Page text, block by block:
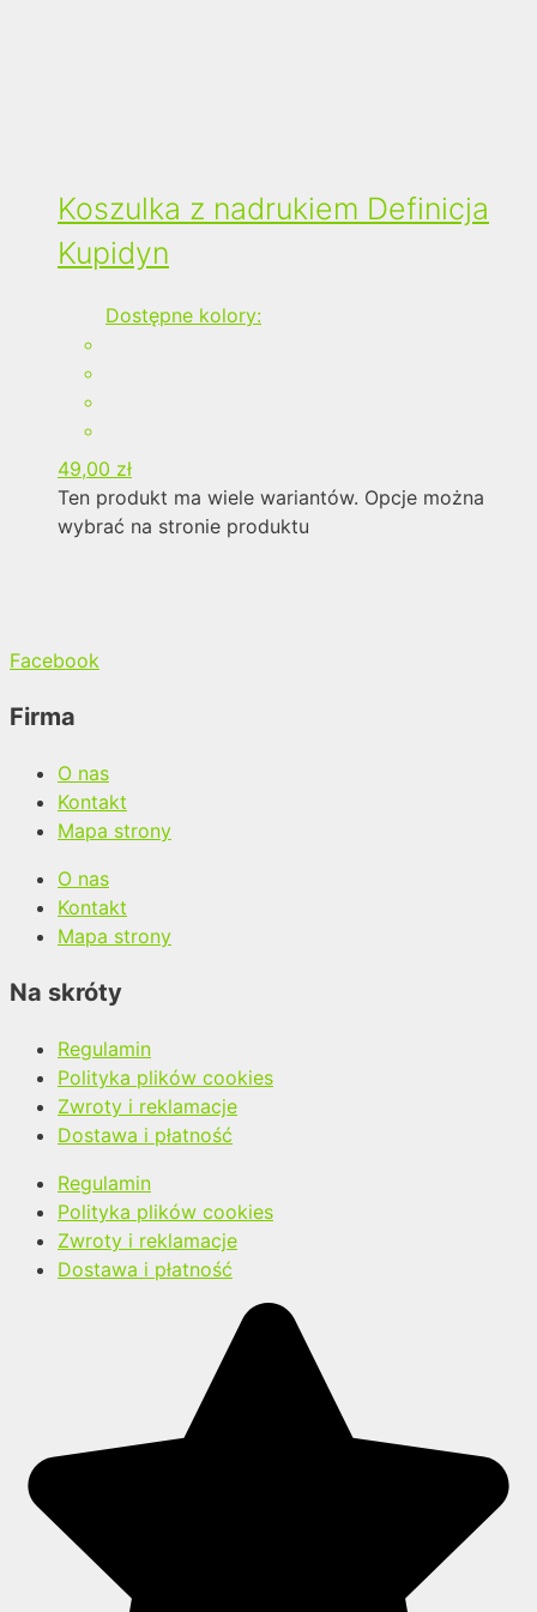
Koszulka z nadrukiem Definicja
Kupidyn
Dostępne kolory:
49,00 zł
Ten produkt ma wiele wariantów. Opcje można
wybrać na stronie produktu
Facebook
Firma
O nas
Kontakt
Mapa strony
O nas
Kontakt
Mapa strony
Na skróty
Regulamin
Polityka plików cookies
Zwroty i reklamacje
Dostawa i płatność
Regulamin
Polityka plików cookies
Zwroty i reklamacje
Dostawa i płatność